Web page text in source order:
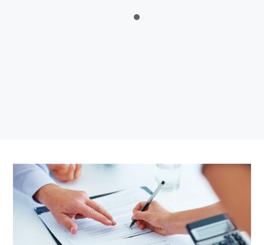
din Judetul Vâlcea , proprietarii sau detinățorii acestora, precum